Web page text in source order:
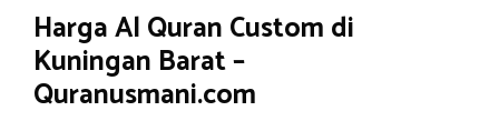
Harga Al Quran Custom di
Kuningan Barat –
Quranusmani.com